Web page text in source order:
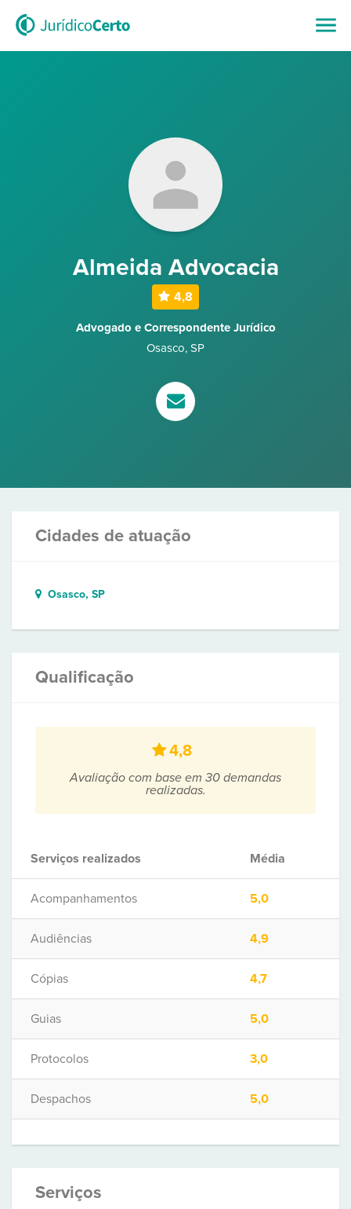
Almeida Advocacia
4,8
Advogado e Correspondente Jurídico
Osasco, SP
Cidades de atuação
Osasco, SP
Qualificação
4,8
Avaliação com base em 30 demandas
realizadas.
Serviços realizados Média
Acompanhamentos 5,0
Audiências 4,9
Cópias 4,7
Guias 5,0
Protocolos 3,0
Despachos 5,0
Serviços